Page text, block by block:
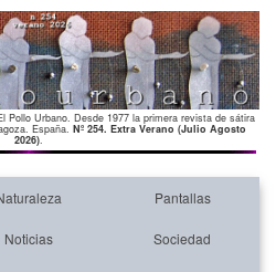
Pollo Urbano. Desde 1977 la primera revista de sátira
España. Nº 254. Extra Verano (Julio Agosto
2026).
Pantallas
Noticias Sociedad